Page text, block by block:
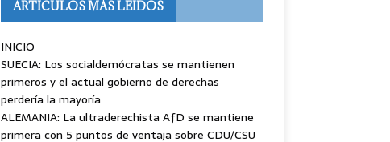
ARTÍCULOS MÁS LEÍDOS
INICIO
SUECIA: Los socialdemócratas se mantienen
primeros y el actual gobierno de derechas
perdería la mayoría
ALEMANIA: La ultraderechista AfD se mantiene
primera con 5 puntos de ventaja sobre CDU/CSU